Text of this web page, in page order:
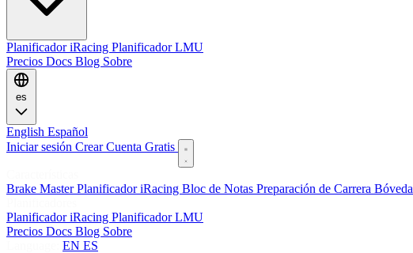
Planificador iRacing Planificador LMU
Precios Docs Blog Sobre
es
English Español
Iniciar sesión Crear Cuenta Gratis
Brake MasterPlanificador iRacing Bloc de Notas Preparación de Carrera Bóveda
Planificador iRacing Planificador LMU
Precios Docs Blog Sobre
EN ES